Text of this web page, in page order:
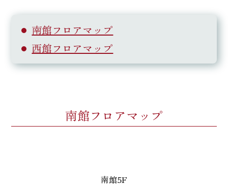
南館フロアマップ
西館フロアマップ
南館フロアマップ
南館5F